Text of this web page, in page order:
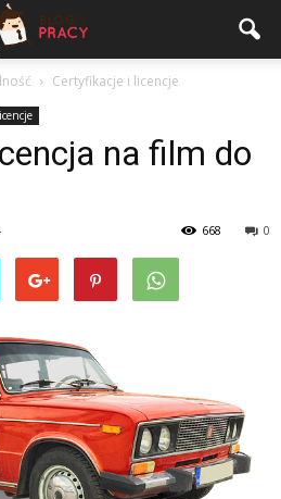
Certyfikacje i licencje
na film do
0
668